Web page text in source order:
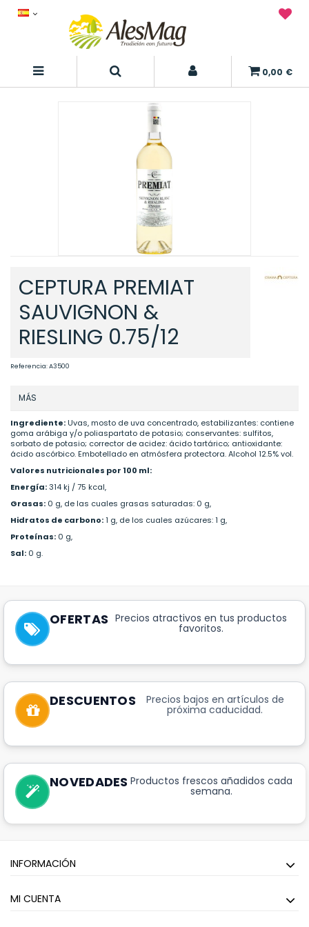
0,00 €
CEPTURA PREMIAT
SAUVIGNON &
RIESLING 0.75/12
Referencia:A3500
MÁS
Ingrediente: Uvas, mosto de uva concentrado, estabilizantes: contiene
goma arábiga y/o poliaspartato de potasio; conservantes: sulfitos,
sorbato de potasio; corrector de acidez: ácido tartárico; antioxidante:
ácido ascórbico. Embotellado en atmósfera protectora. Alcohol 12.5% vol.
Valores nutricionales por 100 ml:
Energía:314 kj / 75 kcal,
Grasas: 0 g, de las cuales grasas saturadas: 0 g,
Hidratos de carbono:1 g, de los cuales azúcares: 1 g,
Proteínas: 0 g,
Sal: 0 g.
OFERTAS Precios atractivos en tus productos
favoritos.
DESCUENTOS Precios bajos en artículos de
próxima caducidad.
NOVEDADES Productos frescos añadidos cada
semana.
INFORMACIÓN
MI CUENTA